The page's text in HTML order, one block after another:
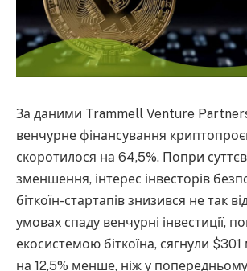
За даними Trammell Venture
венчурне фінансування
скоротилося на 64,5%. Попри
зменшення, інтерес інвесторів
біткоїн-стартапів знизився не так
умовах спаду венчурні інвестиції,
екосистемою біткоїна, сягнули
на 12,5% менше, ніж у